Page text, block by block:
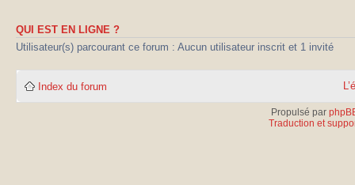
QUI EST EN LIGNE ?
Utilisateur(s) parcourant ce forum : Aucun utilisateur inscrit et 1 invité
Index du forum
Propulsé par
Traduction et